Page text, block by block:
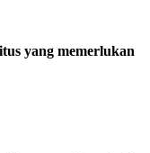
yang memerlukan